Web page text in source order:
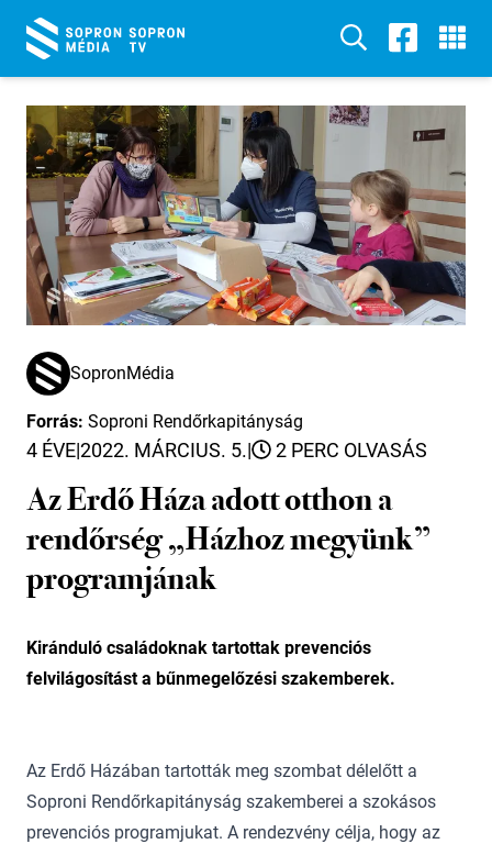
SopronMédia
Forrás: Soproni Rendőrkapitányság
4 ÉVE|2022. MÁRCIUS. 5.| 2 PERC OLVASÁS
Az Erdő Háza adott otthon a
rendőrség „Házhoz megyünk”
programjának
Kiránduló családoknak tartottak prevenciós
felvilágosítást a bűnmegelőzési szakemberek.
Az Erdő Házában tartották meg szombat délelőtt a
Soproni Rendőrkapitányság szakemberei a szokásos
prevenciós programjukat. A rendezvény célja, hogy az